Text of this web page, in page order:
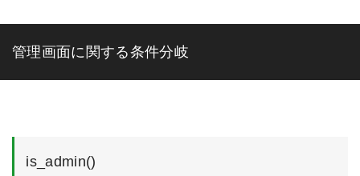
管理画面に関する条件分岐
is_admin()